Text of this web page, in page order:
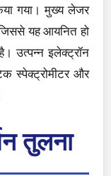
गया। मुख्य लेजर
यह आयनित हो
उत्पन्न इलेक्ट्रॉन
स्पेक्ट्रोमीटर और
तुलना